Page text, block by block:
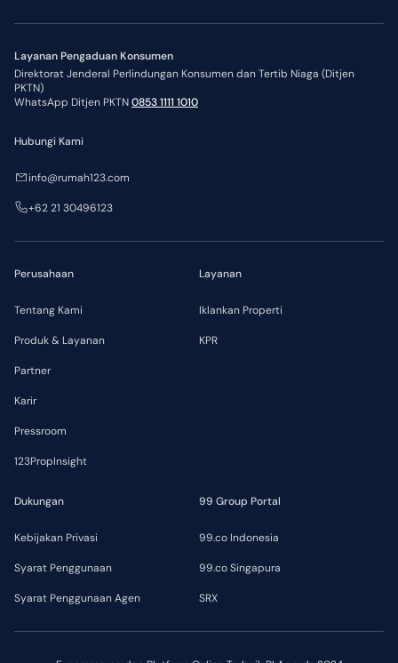
Layanan Pengaduan Konsumen
Direktorat Jenderal Perlindungan Konsumen dan Tertib Niaga (Ditjen
PKTN)
WhatsApp Ditjen PKTN0853 1111 1010
Perusahaan
Tentang Kami
Produk & Layanan
Partner
Karir
Pressroom
123PropInsight
Layanan
Iklankan Properti
KPR
Dukungan
Kebijakan Privasi
Syarat Penggunaan
Syarat Penggunaan Agen
99 Group Portal
99.co Indonesia
99.co Singapura
SRX
Hubungi Kami
info@rumah123.com
+62 21 30496123